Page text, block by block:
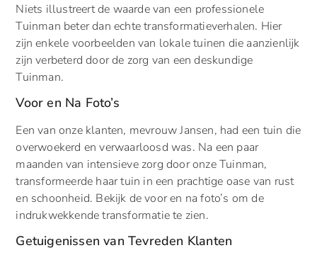
Niets illustreert de waarde van een professionele
Tuinman beter dan echte transformatieverhalen. Hier
zijn enkele voorbeelden van lokale tuinen die aanzienlijk
zijn verbeterd door de zorg van een deskundige
Tuinman.
Voor en Na Foto’s
Een van onze klanten, mevrouw Jansen, had een tuin die
overwoekerd en verwaarloosd was. Na een paar
maanden van intensieve zorg door onze Tuinman,
transformeerde haar tuin in een prachtige oase van rust
en schoonheid. Bekijk de voor en na foto’s om de
indrukwekkende transformatie te zien.
Getuigenissen van Tevreden Klanten